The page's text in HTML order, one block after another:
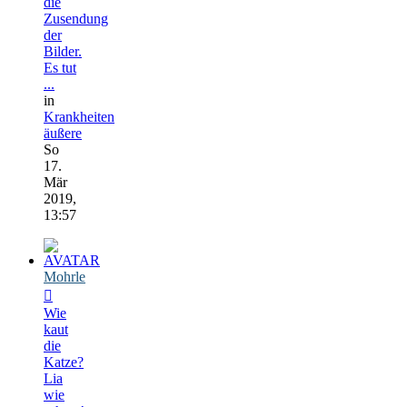
Zusendung
der
Bilder.
Es tut
...
in
Krankheiten
äußere
So
17.
Mär
2019,
13:57
Mohrle
Wie
kaut
die
Katze?
Lia
wie